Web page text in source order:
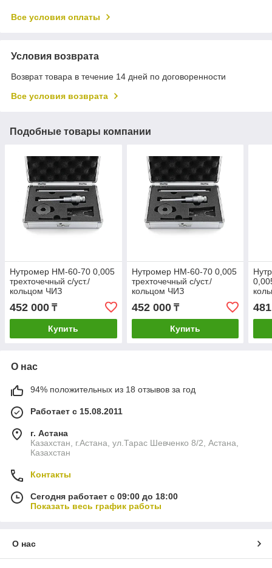
Все условия оплаты
Условия возврата
Возврат товара в течение 14 дней по договоренности
Все условия возврата
Подобные товары компании
Нутромер НМ-60-70 0,005
трехточечный с/уст./
кольцом ЧИЗ
452 000 ₸
Купить
Нутромер НМ-60-70 0,005
трехточечный с/уст./
кольцом ЧИЗ
452 000₸
Купить
О нас
94% положительных из 18 отзывов за год
Работает с 15.08.2011
г. Астана
Казахстан, г.Астана, ул.Тарас Шевченко 8/2, Астана,
Казахстан
Контакты
Сегодня работает с 09:00 до 18:00
Показать весь график работы
О нас